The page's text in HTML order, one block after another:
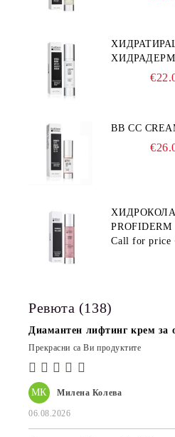
PROFIDERM
BB CC
PROFIDERM
ПРОДУКТ
Call for price
Ревюта (138)
МК Милена Колева
06.08.2026
Диамантен лифтинг крем за
Прекрасни са Ви продуктите